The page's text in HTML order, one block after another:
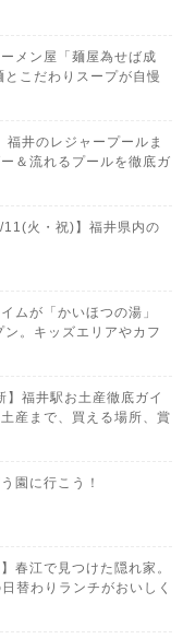
メン屋「麺屋為せば成
こだわりスープが自慢
福井のレジャープールま
＆流れるプールを徹底ガ
11(火・祝)】福井県内の
ムが「かいほつの湯」
。キッズエリアやカフ
】福井駅お土産徹底ガイ
産まで、買える場所、賞
園に行こう！
春江で見つけた隠れ家。
替わりランチがおいしく